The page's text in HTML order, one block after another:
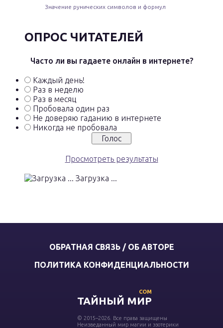
Значение рунических символов и формул
ОПРОС ЧИТАТЕЛЕЙ
Часто ли вы гадаете онлайн в интернете?
Каждый день!
Раз в неделю
Раз в месяц
Пробовала один раз
Не доверяю гаданию в интернете
Никогда не пробовала
Просмотреть результаты
Загрузка ...
ОБРАТНАЯ СВЯЗЬ / ОБ АВТОРЕ
ПОЛИТИКА КОНФИДЕНЦИАЛЬНОСТИ
ТАЙНЫЙ МИР
COM
© 2015–2026. Все права защищены
Неизведанный мир магии и эзотерики